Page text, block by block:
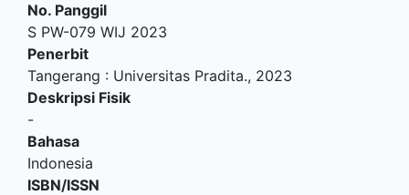
No. Panggil
S PW-079 WIJ 2023
Penerbit
Tangerang : Universitas Pradita., 2023
Deskripsi Fisik
-
Bahasa
Indonesia
ISBN/ISSN